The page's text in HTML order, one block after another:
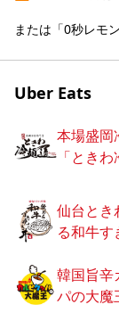
または「0秒レモ
Uber Eats
本場盛岡
「ときわ
仙台とき
る和牛す
韓国旨辛
パの大魔